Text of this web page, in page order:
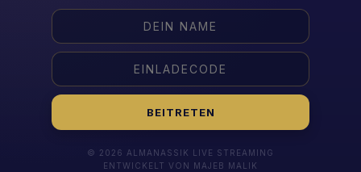
BEITRETEN
© 2026 ALMANASSIK LIVE STREAMING
ENTWICKELT VON MAJEB MALIK